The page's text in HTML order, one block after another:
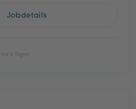
Jobdetails
Vor 6 Tagen